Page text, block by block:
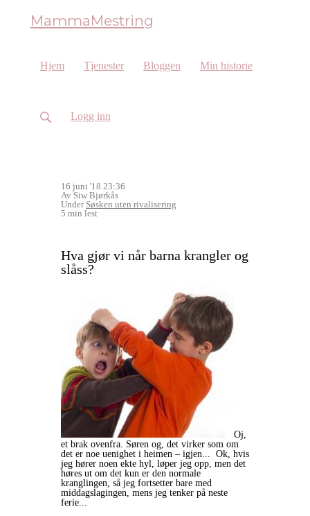
MammaMestring
Hjem Tjenester Bloggen Min historie
Logg inn
16 juni '18 23:36
Av Siw Bjørkås
Under Søsken uten rivalisering
5 min lest
Hva gjør vi når barna krangler og
slåss?
Oj,
et brak ovenfra. Søren og, det virker som om
det er noe uenighet i heimen – igjen... Ok, hvis
jeg hører noen ekte hyl, løper jeg opp, men det
høres ut om det kun er den normale
kranglingen, så jeg fortsetter bare med
middagslagingen, mens jeg tenker på neste
ferie...